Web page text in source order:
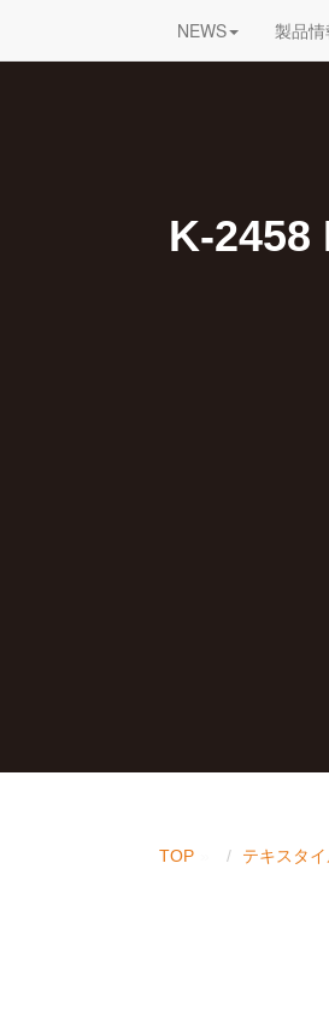
NEWS 製品情
K-2458
TOP テキスタ